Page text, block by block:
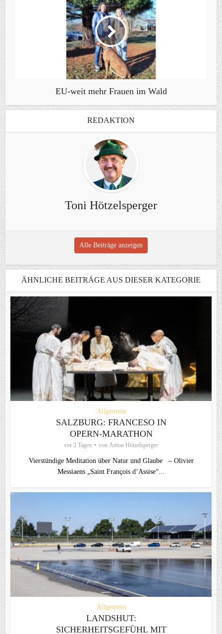
EU-weit mehr Frauen im Wald
REDAKTION
Toni Hötzelsperger
Alle Beiträge anzeigen
ÄHNLICHE BEITRÄGE AUS DIESER KATEGORIE
Allgemein
SALZBURG: FRANCESO IN
OPERN-MARATHON
vor 2 Tagen von Anton Hötzelsperger
Vierstündige Meditation über Natur und Glaube – Olivier
Messiaens „Saint François d‘Assise“...
Allgemein
LANDSHUT:
SICHERHEITSGEFÜHL MIT